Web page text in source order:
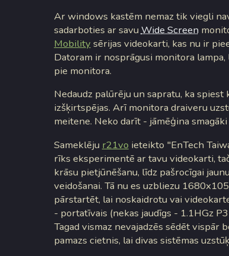
Ar windows kastēm nemaz tik viegli
sadarboties ar savu Wide Screen
Mobility sērijas videokarti, kas nu ir
Datoram ir nosprāgusi monitora
pie monitora.
Nedaudz palūrēju un sapratu, ka
izšķirtspējas. Arī monitora draiveru
meitene. Neko darīt - jāmēģina
Sameklēju r21vo ieteikto "EnTech
rīks eksperimentē ar tavu videokarti,
krāsu pietjūnēšanu, līdz pašrocīgai
veidošanai. Tā nu es uzbliezu
pārstartēt, lai noskaidrotu vai
- portatīvais (nekas jaudīgs - 1.1HGz
Tagad vismaz nevajadzēs sēdēt vispār
pamazs cietnis, lai divas sistēmas